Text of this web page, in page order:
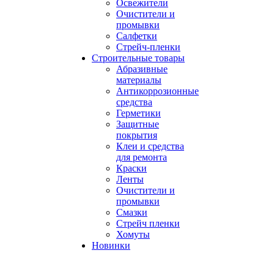
Освежители
Очистители и
промывки
Салфетки
Стрейч-пленки
Строительные товары
Абразивные
материалы
Антикоррозионные
средства
Герметики
Защитные
покрытия
Клеи и средства
для ремонта
Краски
Ленты
Очистители и
промывки
Смазки
Стрейч пленки
Хомуты
Новинки